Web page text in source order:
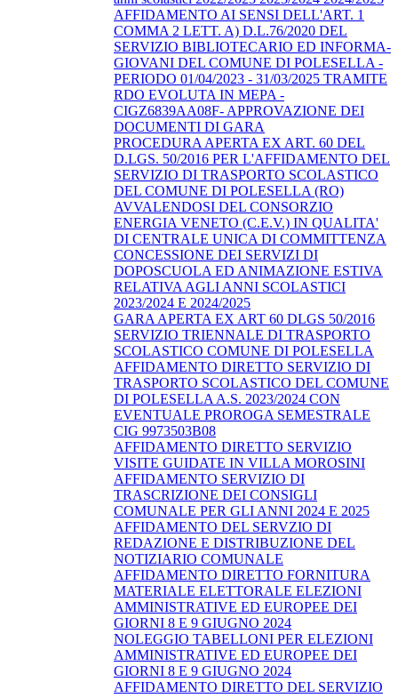
AFFIDAMENTO AI SENSI DELL'ART. 1
COMMA 2 LETT. A) D.L.76/2020 DEL
SERVIZIO BIBLIOTECARIO ED INFORMA-
GIOVANI DEL COMUNE DI POLESELLA -
PERIODO 01/04/2023 - 31/03/2025 TRAMITE
RDO EVOLUTA IN MEPA -
CIGZ6839AA08F- APPROVAZIONE DEI
DOCUMENTI DI GARA
PROCEDURA APERTA EX ART. 60 DEL
D.LGS. 50/2016 PER L'AFFIDAMENTO DEL
SERVIZIO DI TRASPORTO SCOLASTICO
DEL COMUNE DI POLESELLA (RO)
AVVALENDOSI DEL CONSORZIO
ENERGIA VENETO (C.E.V.) IN QUALITA'
DI CENTRALE UNICA DI COMMITTENZA
CONCESSIONE DEI SERVIZI DI
DOPOSCUOLA ED ANIMAZIONE ESTIVA
RELATIVA AGLI ANNI SCOLASTICI
2023/2024 E 2024/2025
GARA APERTA EX ART 60 DLGS 50/2016
SERVIZIO TRIENNALE DI TRASPORTO
SCOLASTICO COMUNE DI POLESELLA
AFFIDAMENTO DIRETTO SERVIZIO DI
TRASPORTO SCOLASTICO DEL COMUNE
DI POLESELLA A.S. 2023/2024 CON
EVENTUALE PROROGA SEMESTRALE
CIG 9973503B08
AFFIDAMENTO DIRETTO SERVIZIO
VISITE GUIDATE IN VILLA MOROSINI
AFFIDAMENTO SERVIZIO DI
TRASCRIZIONE DEI CONSIGLI
COMUNALE PER GLI ANNI 2024 E 2025
AFFIDAMENTO DEL SERVZIO DI
REDAZIONE E DISTRIBUZIONE DEL
NOTIZIARIO COMUNALE
AFFIDAMENTO DIRETTO FORNITURA
MATERIALE ELETTORALE ELEZIONI
AMMINISTRATIVE ED EUROPEE DEI
GIORNI 8 E 9 GIUGNO 2024
NOLEGGIO TABELLONI PER ELEZIONI
AMMINISTRATIVE ED EUROPEE DEI
GIORNI 8 E 9 GIUGNO 2024
AFFIDAMENTO DIRETTO DEL SERVIZIO